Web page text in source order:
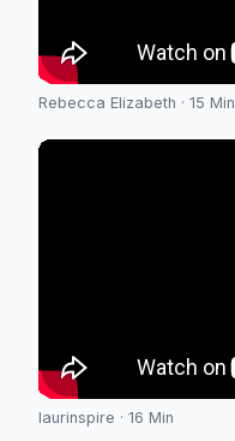
Rebecca Elizabeth · 15 Min
laurinspire · 16 Min